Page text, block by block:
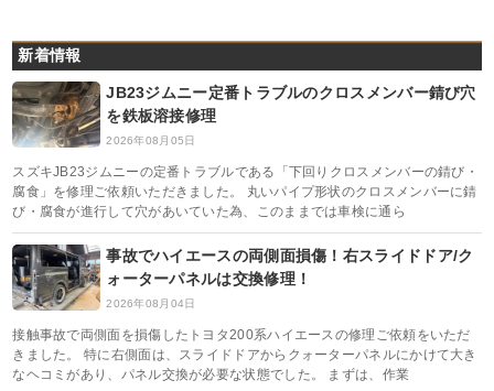
新着情報
JB23ジムニー定番トラブルのクロスメンバー錆び穴
を鉄板溶接修理
2026年08月05日
スズキJB23ジムニーの定番トラブルである「下回りクロスメンバーの錆び・
腐食」を修理ご依頼いただきました。 丸いパイプ形状のクロスメンバーに錆
び・腐食が進行して穴があいていた為、このままでは車検に通ら
事故でハイエースの両側面損傷！右スライドドア/ク
ォーターパネルは交換修理！
2026年08月04日
接触事故で両側面を損傷したトヨタ200系ハイエースの修理ご依頼をいただ
きました。 特に右側面は、スライドドアからクォーターパネルにかけて大き
なヘコミがあり、パネル交換が必要な状態でした。 まずは、作業